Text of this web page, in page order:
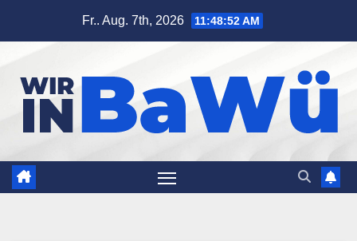
Fr.. Aug. 7th, 2026 11:48:53 AM